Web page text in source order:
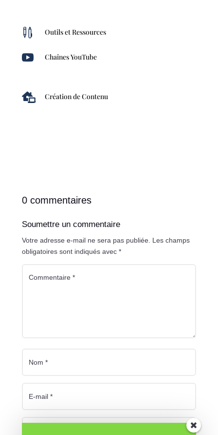
 Outils et Ressources
 Chaînes YouTube
 Création de Contenu
0 commentaires
Soumettre un commentaire
Votre adresse e-mail ne sera pas publiée. Les champs
obligatoires sont indiqués avec *